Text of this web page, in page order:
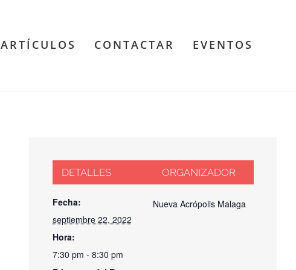
ARTÍCULOS CONTACTAR EVENTOS
DETALLES
Fecha:
septiembre 22, 2022
Hora:
7:30 pm - 8:30 pm
ORGANIZADOR
Nueva Acrópolis Malaga